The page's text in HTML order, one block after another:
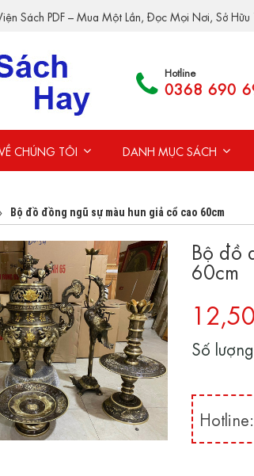
Sách PDF – Mua Một Lần, Đọc Mọi Nơi, Sở
Hotline
0368 690
CHÚNG TÔI DANH MỤC SÁCH
Bộ đồ đồng ngũ sự màu hun giả cổ cao 60cm
Bộ đồ
60cm
Số